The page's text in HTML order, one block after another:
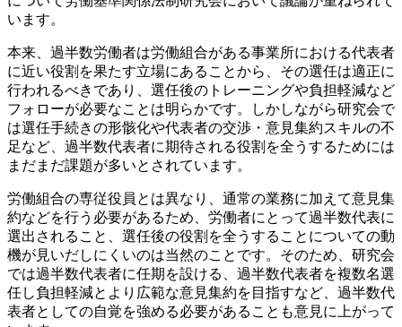
います。
本来、過半数労働者は労働組合がある事業所における代表者
に近い役割を果たす立場にあることから、その選任は適正に
行われるべきであり、選任後のトレーニングや負担軽減など
フォローが必要なことは明らかです。しかしながら研究会で
は選任手続きの形骸化や代表者の交渉・意見集約スキルの不
足など、過半数代表者に期待される役割を全うするためには
まだまだ課題が多いとされています。
労働組合の専従役員とは異なり、通常の業務に加えて意見集
約などを行う必要があるため、労働者にとって過半数代表に
選出されること、選任後の役割を全うすることについての動
機が見いだしにくいのは当然のことです。そのため、研究会
では過半数代表者に任期を設ける、過半数代表者を複数名選
任し負担軽減とより広範な意見集約を目指すなど、過半数代
表者としての自覚を強める必要があることも意見に上がって